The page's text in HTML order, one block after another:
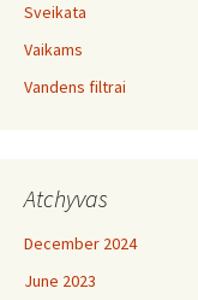
Sveikata
Vaikams
Vandens filtrai
Atchyvas
December 2024
June 2023